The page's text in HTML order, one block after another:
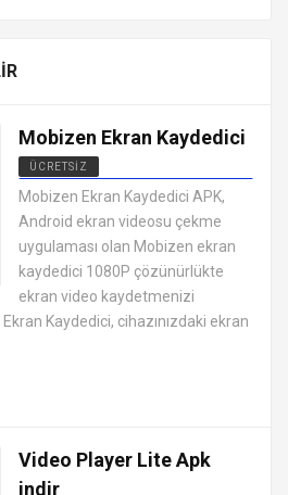
Mobizen Ekran Kaydedici
ÜCRETSIZ
ANDROID VIDEO OYNATICI VE
DÜZENLEYICI UYGULAMALARI APK
Mobizen Ekran Kaydedici APK,
Android ekran videosu çekme
uygulaması olan Mobizen ekran
kaydedici 1080P çözünürlükte
ekran video kaydetmenizi
Kaydedici, cihazınızdaki ekran
Video Player Lite Apk
indir